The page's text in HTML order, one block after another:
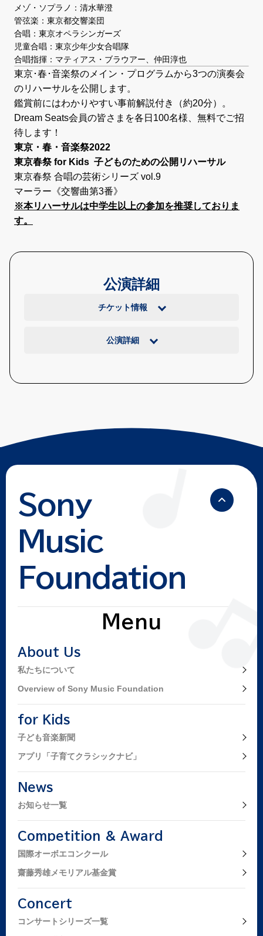
メゾ・ソプラノ：清水華澄
管弦楽：東京都交響楽団
合唱：東京オペラシンガーズ
児童合唱：東京少年少女合唱隊
合唱指揮：マティアス・ブラウアー、仲田淳也
東京･春･音楽祭のメイン・プログラムから3つの演奏会
のリハーサルを公開します。
鑑賞前にはわかりやすい事前解説付き（約20分）。
Dream Seats会員の皆さまを各日100名様、無料でご招
待します！
東京・春・音楽祭2022
東京春祭 for Kids 子どものための公開リハーサル
東京春祭 合唱の芸術シリーズ vol.9
マーラー《交響曲第3番》
※本リハーサルは中学生以上の参加を推奨しておりま
す。
公演詳細
チケット情報
公演詳細
Sony
Music
Foundation
Menu
About Us
私たちについて
Overview of Sony Music Foundation
Concert
コンサートシリーズ一覧
for Kids
子ども音楽新聞
アプリ「子育てクラシックナビ」
News
お知らせ一覧
Competition & Award
国際オーボエコンクール
齋藤秀雄メモリアル基金賞